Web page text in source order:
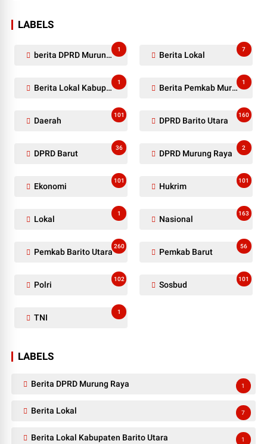
LABELS
berita DPRD Murung Raya
1
Berita Lokal
7
Berita Lokal Kabupaten Barito Utara
1
Berita Pemkab Murung Raya
1
Daerah
101
DPRD Barito Utara
160
DPRD Barut
36
DPRD Murung Raya
2
Ekonomi
101
Hukrim
101
Lokal
1
Nasional
163
Pemkab Barito Utara
260
Pemkab Barut
56
Polri
102
Sosbud
101
TNI
1
LABELS
Berita DPRD Murung Raya 1
Berita Lokal 7
Berita Lokal Kabupaten Barito Utara 1